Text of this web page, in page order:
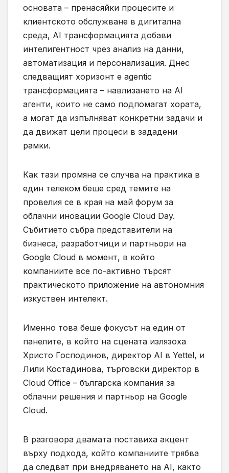
основата – пренасяйки процесите и
клиентското обслужване в дигитална
среда, AI трансформацията добави
интелигентност чрез анализ на данни,
автоматизация и персонализация. Днес
следващият хоризонт е agentic
трансформацията – навлизането на AI
агенти, които не само подпомагат хората,
а могат да изпълняват конкретни задачи и
да движат цели процеси в зададени
рамки.
Как тази промяна се случва на практика в
един телеком беше сред темите на
провелия се в края на май форум за
облачни иновации Google Cloud Day.
Събитието събра представители на
бизнеса, разработчици и партньори на
Google Cloud в момент, в който
компаниите все по-активно търсят
практическото приложение на автономния
изкуствен интелект.
Именно това беше фокусът на един от
панелите, в който на сцената излязоха
Христо Господинов, директор AI в Yettel, и
Лили Костадинова, търговски директор в
Cloud Office – българска компания за
облачни решения и партньор на Google
Cloud.
В разговора двамата поставиха акцент
върху подхода, който компаниите трябва
да следват при внедряването на AI, както